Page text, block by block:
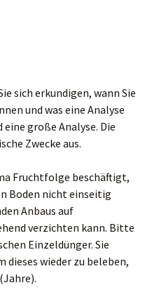
sich erkundigen, wann Sie
und was eine Analyse
große Analyse. Die
Zwecke aus.
Fruchtfolge beschäftigt,
Boden nicht einseitig
Anbaus auf
verzichten kann. Bitte
Einzeldünger. Sie
dieses wieder zu beleben,